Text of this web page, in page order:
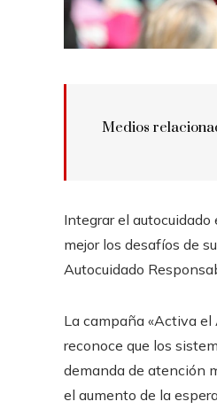
Medios
Integrar el
mejor los desafíos de
Autocuidado
La campaña «Activa el
reconoce que los
demanda de atención
el aumento de la